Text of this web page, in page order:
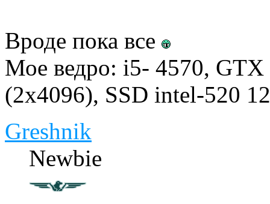
Вроде пока все
Мое ведро: i5- 4570,
(2x4096), SSD intel-520
Greshnik
Newbie